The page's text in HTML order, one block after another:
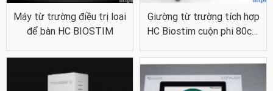
Máy từ trường điều trị loại
để bàn HC BIOSTIM
Giường từ trường tích hợp
HC Biostim cuộn phi 80cm